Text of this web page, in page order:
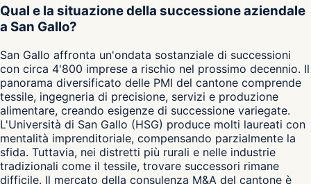
Qual e la situazione della successione aziendale
a San Gallo?
San Gallo affronta un'ondata sostanziale di successioni
con circa 4'800 imprese a rischio nel prossimo decennio. Il
panorama diversificato delle PMI del cantone comprende
tessile, ingegneria di precisione, servizi e produzione
alimentare, creando esigenze di successione variegate.
L'Università di San Gallo (HSG) produce molti laureati con
mentalità imprenditoriale, compensando parzialmente la
sfida. Tuttavia, nei distretti più rurali e nelle industrie
tradizionali come il tessile, trovare successori rimane
difficile. Il mercato della consulenza M&A del cantone è